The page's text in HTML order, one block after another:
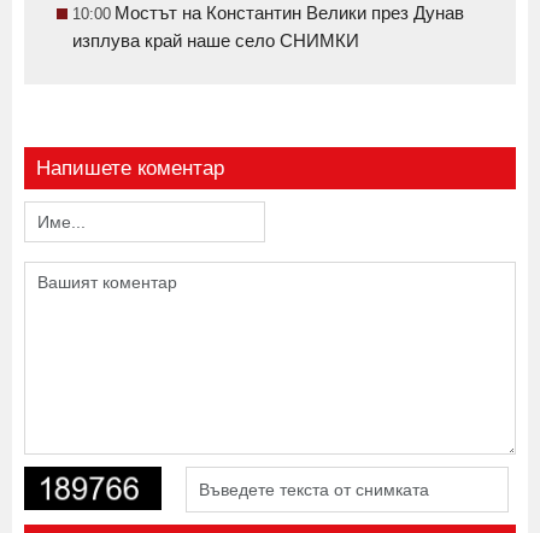
10:00 Мостът на Константин Велики през Дунав
изплува край наше село СНИМКИ
Напишете коментар